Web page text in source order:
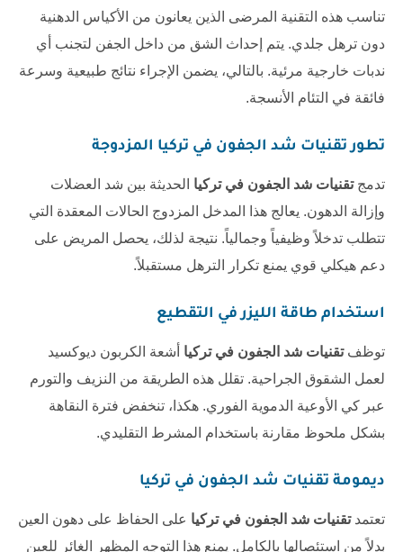
تناسب هذه التقنية المرضى الذين يعانون من الأكياس الدهنية
دون ترهل جلدي. يتم إحداث الشق من داخل الجفن لتجنب أي
ندبات خارجية مرئية. بالتالي، يضمن الإجراء نتائج طبيعية وسرعة
فائقة في التئام الأنسجة.
تطورتقنيات شد الجفون في تركيا المزدوجة
تدمجتقنيات شد الجفون في تركيا الحديثة بين شد العضلات
وإزالة الدهون. يعالج هذا المدخل المزدوج الحالات المعقدة التي
تتطلب تدخلاً وظيفياً وجمالياً. نتيجة لذلك، يحصل المريض على
دعم هيكلي قوي يمنع تكرار الترهل مستقبلاً.
استخدام طاقة الليزر في التقطيع
توظفتقنيات شد الجفون في تركيا أشعة الكربون ديوكسيد
لعمل الشقوق الجراحية. تقلل هذه الطريقة من النزيف والتورم
عبر كي الأوعية الدموية الفوري. هكذا، تنخفض فترة النقاهة
بشكل ملحوظ مقارنة باستخدام المشرط التقليدي.
ديمومة تقنيات شد الجفون في تركيا
تعتمدتقنيات شد الجفون في تركيا على الحفاظ على دهون العين
بدلاً من استئصالها بالكامل. يمنع هذا التوجه المظهر الغائر للعين